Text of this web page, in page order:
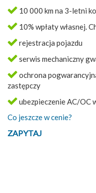
10 000 km na 3-letni
10% wpłaty własnej.
rejestracja pojazdu
serwis mechaniczny
ochrona
zastępczy
ubezpieczenie AC/OC
Co jeszcze w cenie?
ZAPYTAJ